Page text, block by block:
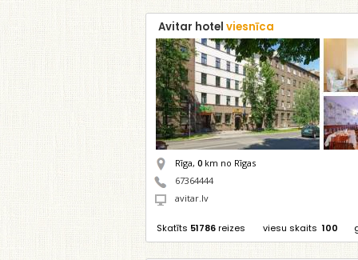
Avitar hotel viesnīca
Rīga, 0 km no Rīgas
67364444
avitar.lv
Skatīts 51786reizes viesu skaits 100